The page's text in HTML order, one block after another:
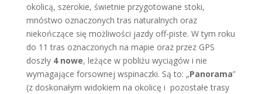
okolicą, szerokie, świetnie przygotowane stoki,
mnóstwo oznaczonych tras naturalnych oraz
niekończące się możliwości jazdy off-piste. W tym roku
do 11 tras oznaczonych na mapie oraz przez GPS
doszły 4 nowe, leżące w pobliżu wyciągów i nie
wymagające forsownej wspinaczki. Są to: „Panorama”
(z doskonałym widokiem na okolicę i pozostałe trasy